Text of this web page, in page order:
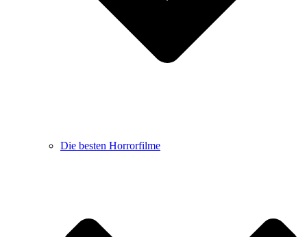
Die besten Horrorfilme